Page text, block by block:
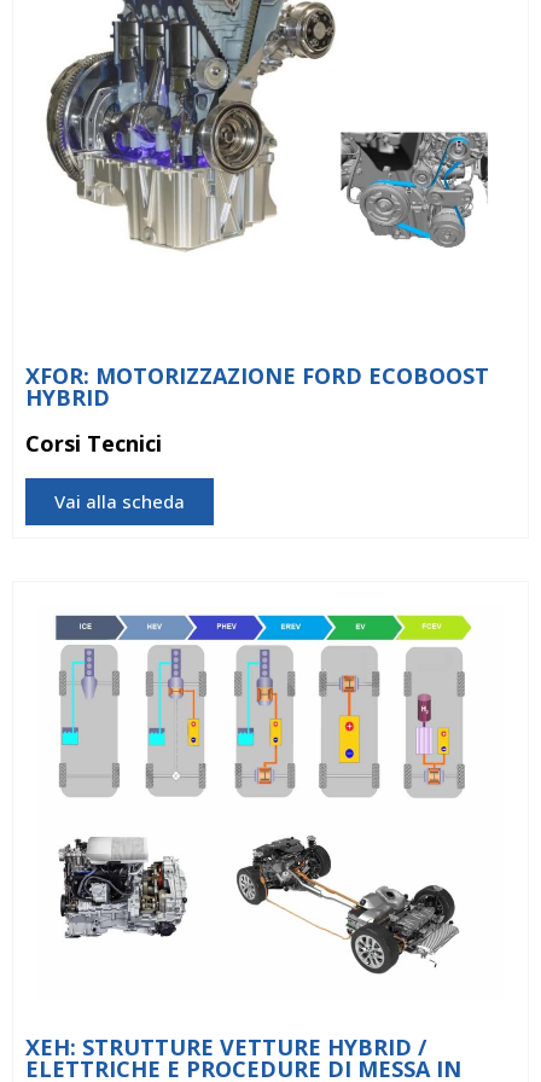
XFOR: MOTORIZZAZIONE FORD ECOBOOST
HYBRID
Corsi Tecnici
Vai alla scheda
XEH: STRUTTURE VETTURE HYBRID /
ELETTRICHE E PROCEDURE DI MESSA IN